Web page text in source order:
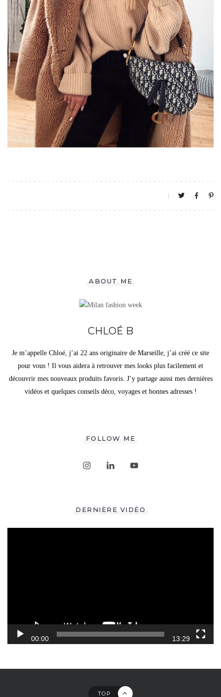
ABOUT ME
CHLOÉ B
Je m’appelle Chloé, j’ai 22 ans originaire de Marseille, j’ai créé ce site
pour vous ! Il vous aidera à retrouver mes looks plus facilement et
découvrir mes nouveaux produits favoris. J’y partage aussi mes dernières
vidéos et quelques conseils déco, voyages et bonnes adresses !
FOLLOW ME
DERNIÈRE VIDÉO
00:00 13:29
TOP